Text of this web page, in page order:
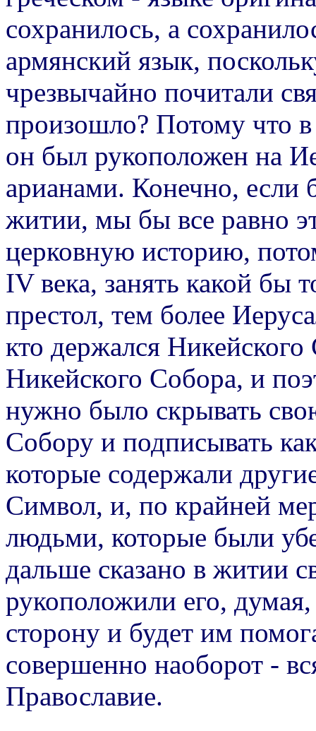
сохранилось, а
армянский язык,
чрезвычайно почитали
произошло? Потому что
он был рукоположен на
арианами. Конечно, если
житии, мы бы все равно
церковную историю,
IV века, занять какой бы
престол, тем более
кто держался
Никейского Собора, и
нужно было скрывать
Собору и подписывать
которые содержали
Символ, и, по крайней
людьми, которые были
дальше сказано в житии
рукоположили его,
сторону и будет им
совершенно наоборот -
Православие.